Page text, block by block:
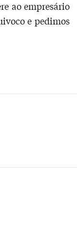
ao empresário
e pedimos